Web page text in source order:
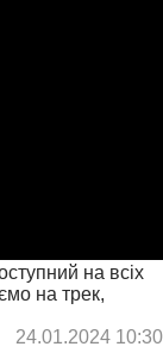
на всіх
на трек,
24.01.2024 10:30